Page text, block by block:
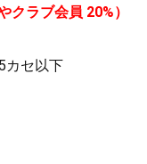
ラブ会員 20%）
カセ以下